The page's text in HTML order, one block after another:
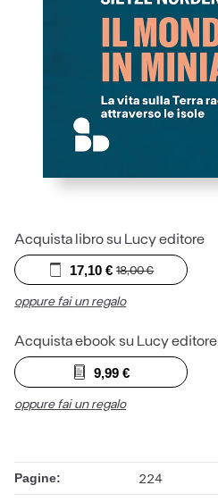
Acquista libro su Lucy editore
18,00€
17,10€
oppure fai un regalo
Acquista ebook su Lucy editore
9,99€
oppure fai un regalo
Pagine: 224